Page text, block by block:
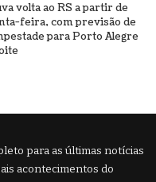
volta ao RS a partir de
feira, com previsão de
para Porto Alegre
para as últimas notícias
acontecimentos do